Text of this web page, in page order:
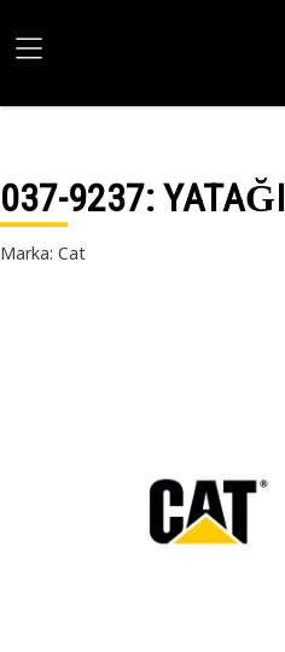
037-9237: YATAĞI
Marka: Cat